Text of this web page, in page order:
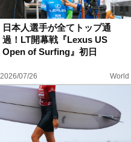
日本人選手が全てトップ通
過！LT開幕戦『Lexus US
Open of Surfing』初日
2026/07/26 World